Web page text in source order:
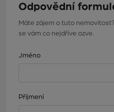
Odpovědní
Máte zájem o tuto
se vám co nejdříve ozve.
Jméno
Příjmení